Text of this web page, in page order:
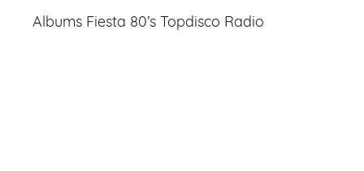
Albums Fiesta 80’s Topdisco Radio